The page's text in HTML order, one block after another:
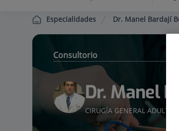
Especialidades Dr. Manel Bardají
Consultorio
Dr. Manel
CIRUGÍA GENERAL ADULTOS